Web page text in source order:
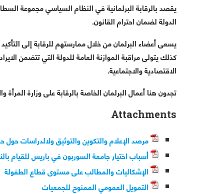
يقصد بالرقابة البرلمانية في النظام السياسي مجموعة
الدولة لضمان احترام القانون.
يسعى أعضاء البرلمان من خلال ممارستهم للرقابة إلى
كذلك يتولى مراقبة الموازنة العامة للدولة التي تتضمن
الاقتصادية والاجتماعية.
تجدون هنا أعمال البرلمان الخاصة بالرقابة على وزارة
Attachments
مرصد الإعلام والتكوين والتوثيق ولالدراسات
أسباب اختيار جامعة السوربون في باريس للقيام
الإشكاليات والمطالب على مستوى قطاع الطفولة
التمويل العمومي الممنوح للجمعيات